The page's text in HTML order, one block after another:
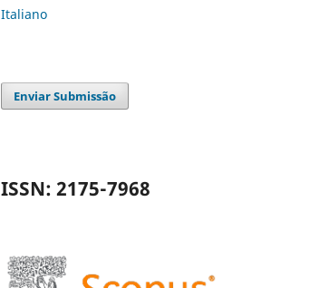
Italiano
Enviar Submissão
ISSN: 2175-7968